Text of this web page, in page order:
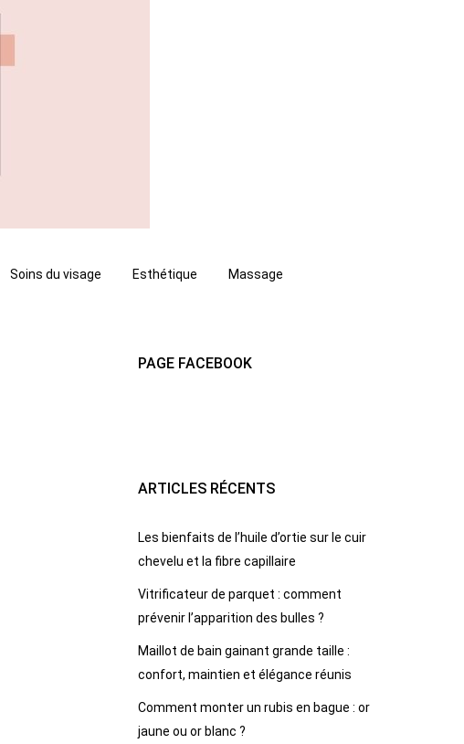
Soins du visage Esthétique Massage
PAGE FACEBOOK
ARTICLES RÉCENTS
Les bienfaits de l’huile d’ortie sur le cuir
chevelu et la fibre capillaire
Vitrificateur de parquet : comment
prévenir l’apparition des bulles ?
Maillot de bain gainant grande taille :
confort, maintien et élégance réunis
Comment monter un rubis en bague : or
jaune ou or blanc ?